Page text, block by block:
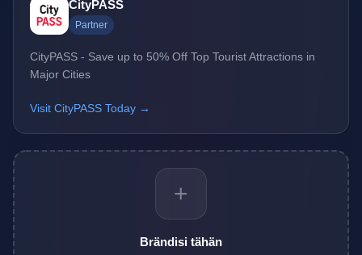
CityPASS
Partner
CityPASS - Save up to 50% Off Top Tourist Attractions in
Major Cities
Visit CityPASS Today →
+
Brändisi tähän